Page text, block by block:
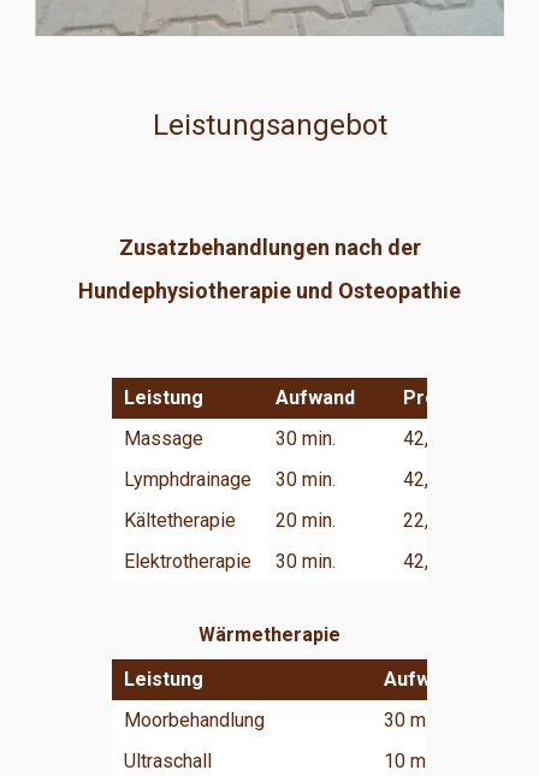
Leistungsangebot
Zusatzbehandlungen nach der
Hundephysiotherapie und Osteopathie
Leistung Aufwand
Preis
Massage
30 min.
42,50 €
Lymphdrainage
30 min.
42,50 €
Kältetherapie
20 min.
22,50 €
Elektrotherapie
30 min. 42,50 €
Wärmetherapie
Leistung
Aufwand
Moorbehandlung
30 min.
Ultraschall
10 min.